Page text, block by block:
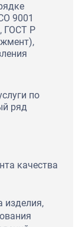
9001
ГОСТ Р
по
ряд
качества
изделия,